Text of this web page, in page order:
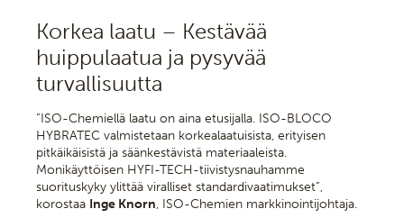
Korkea laatu – Kestävää
huippulaatua ja pysyvää
turvallisuutta
”ISO-Chemiellä laatu on aina etusijalla. ISO-BLOCO
HYBRATEC valmistetaan korkealaatuisista, erityisen
pitkäikäisistä ja säänkestävistä materiaaleista.
Monikäyttöisen HYFI-TECH-tiivistysnauhamme
suorituskyky ylittää viralliset standardivaatimukset”,
korostaa Inge Knorn, ISO-Chemien markkinointijohtaja.